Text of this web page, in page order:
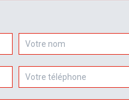
Nom
Téléphone